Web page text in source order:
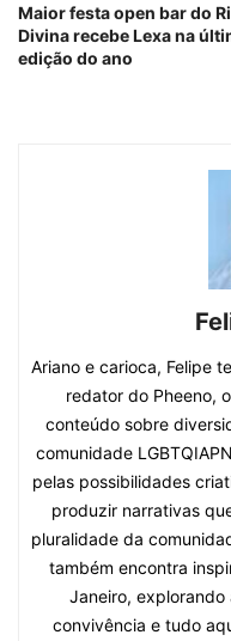
Maior festa open bar do
Divina recebe Lexa na
edição do ano
Ariano e carioca, Felipe
redator do Pheeno,
conteúdo sobre
comunidade
pelas possibilidades
produzir narrativas
pluralidade da
também encontra
Janeiro,
convivência e tudo